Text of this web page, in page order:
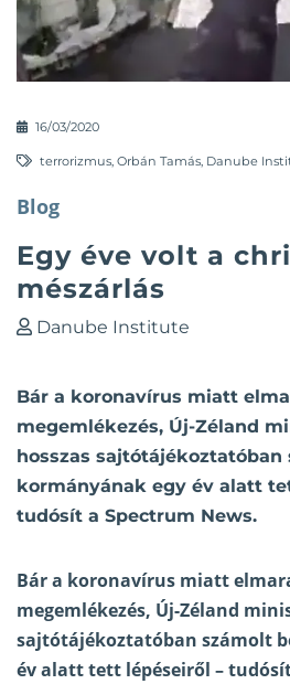
16/03/2020
terrorizmus, Orbán Tamás, Danube
Blog
Egy éve volt a
mészárlás
Danube Institute
Bár a koronavírus miatt
megemlékezés, Új-Zéland
hosszas sajtótájékoztatóban
kormányának egy év alatt
tudósít a Spectrum News.
Bár a koronavírus miatt
megemlékezés, Új-Zéland
sajtótájékoztatóban számolt
év alatt tett lépéseiről –